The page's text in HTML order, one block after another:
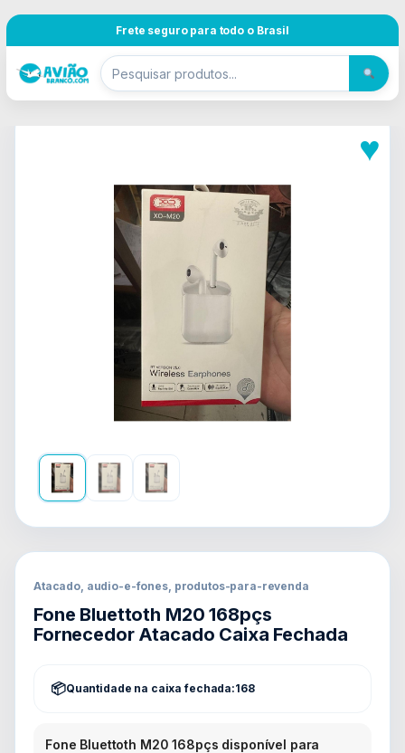
Frete seguro para todo o Brasil
♥
Atacado, audio-e-fones, produtos-para-revenda
Fone Bluettoth M20 168pçs
Fornecedor Atacado Caixa Fechada
Quantidade na caixa fechada:168
Fone Bluettoth M20 168pçs disponível para